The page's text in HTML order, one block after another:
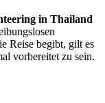
in Thailand
Reise begibt, gilt es
vorbereitet zu sein.